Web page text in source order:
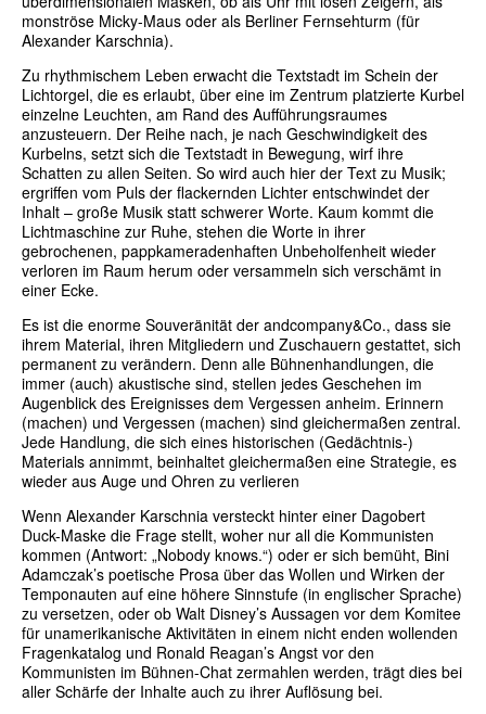
monströse Micky-Maus oder als Berliner Fernsehturm (für
Alexander Karschnia).
Zu rhythmischem Leben erwacht die Textstadt im Schein der
Lichtorgel, die es erlaubt, über eine im Zentrum platzierte Kurbel
einzelne Leuchten, am Rand des Aufführungsraumes
anzusteuern. Der Reihe nach, je nach Geschwindigkeit des
Kurbelns, setzt sich die Textstadt in Bewegung, wirf ihre
Schatten zu allen Seiten. So wird auch hier der Text zu Musik;
ergriffen vom Puls der flackernden Lichter entschwindet der
Inhalt – große Musik statt schwerer Worte. Kaum kommt die
Lichtmaschine zur Ruhe, stehen die Worte in ihrer
gebrochenen, pappkameradenhaften Unbeholfenheit wieder
verloren im Raum herum oder versammeln sich verschämt in
einer Ecke.
Es ist die enorme Souveränität der andcompany&Co., dass sie
ihrem Material, ihren Mitgliedern und Zuschauern gestattet, sich
permanent zu verändern. Denn alle Bühnenhandlungen, die
immer (auch) akustische sind, stellen jedes Geschehen im
Augenblick des Ereignisses dem Vergessen anheim. Erinnern
(machen) und Vergessen (machen) sind gleichermaßen zentral.
Jede Handlung, die sich eines historischen (Gedächtnis-)
Materials annimmt, beinhaltet gleichermaßen eine Strategie, es
wieder aus Auge und Ohren zu verlieren
Wenn Alexander Karschnia versteckt hinter einer Dagobert
Duck-Maske die Frage stellt, woher nur all die Kommunisten
kommen (Antwort: „Nobody knows.“) oder er sich bemüht, Bini
Adamczak’s poetische Prosa über das Wollen und Wirken der
Temponauten auf eine höhere Sinnstufe (in englischer Sprache)
zu versetzen, oder ob Walt Disney’s Aussagen vor dem Komitee
für unamerikanische Aktivitäten in einem nicht enden wollenden
Fragenkatalog und Ronald Reagan’s Angst vor den
Kommunisten im Bühnen-Chat zermahlen werden, trägt dies bei
aller Schärfe der Inhalte auch zu ihrer Auflösung bei.